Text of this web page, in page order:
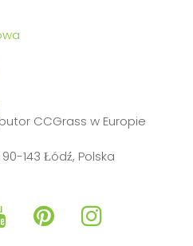
CCGrass w Europie
143 Łódź, Polska